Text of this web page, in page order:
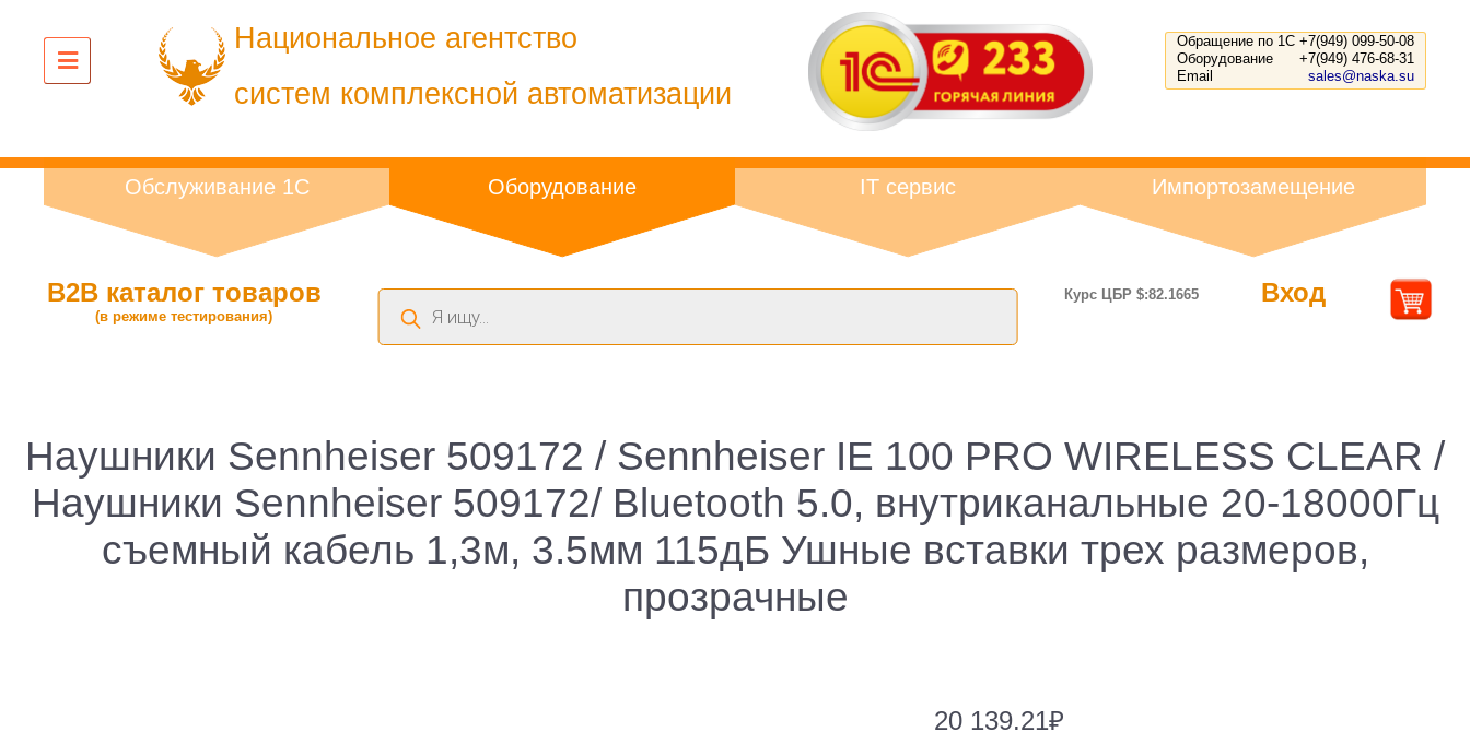
Национальное агентство
систем комплексной автоматизации
Обращение по 1С +7(949) 099-50-08
Оборудование
+7(949) 476-68-31
Email
sales@naska.su
Обслуживание 1С Оборудование IT сервис Импортозамещение
B2B каталог товаров
(в режиме тестирования)
Поиск
товаров
Курс ЦБР $:82.1665 Вход
Наушники Sennheiser 509172 / Sennheiser IE 100 PRO WIRELESS CLEAR /
Наушники Sennheiser 509172/ Bluetooth 5.0, внутриканальные 20-18000Гц
съемный кабель 1,3м, 3.5мм 115дБ Ушные вставки трех размеров,
прозрачные
20 139.21₽